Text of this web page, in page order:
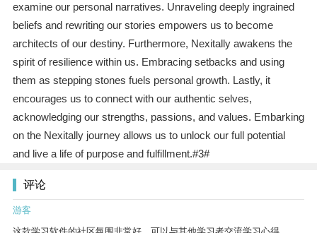
examine our personal narratives. Unraveling deeply ingrained
beliefs and rewriting our stories empowers us to become
architects of our destiny. Furthermore, Nexitally awakens the
spirit of resilience within us. Embracing setbacks and using
them as stepping stones fuels personal growth. Lastly, it
encourages us to connect with our authentic selves,
acknowledging our strengths, passions, and values. Embarking
on the Nexitally journey allows us to unlock our full potential
and live a life of purpose and fulfillment.#3#
评论
游客